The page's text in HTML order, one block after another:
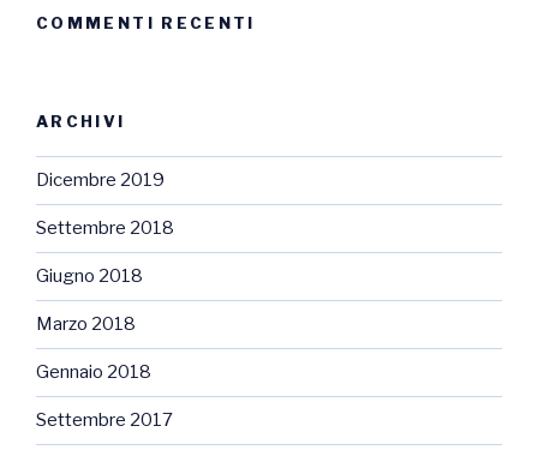
COMMENTI RECENTI
ARCHIVI
Dicembre 2019
Settembre 2018
Giugno 2018
Marzo 2018
Gennaio 2018
Settembre 2017